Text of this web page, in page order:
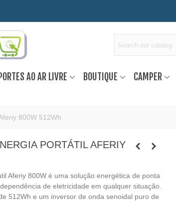
AO AR LIVRE BOUTIQUE CAMPER
800W 512Wh
PORTÁTIL AFERIY
Aferiy 800W é uma solução energética de ponta
de eletricidade em qualquer situação.
512Wh e um inversor de onda senoidal puro de